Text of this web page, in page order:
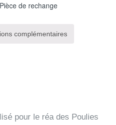
Pièce de rechange
complémentaires
pour le réa des Poulies